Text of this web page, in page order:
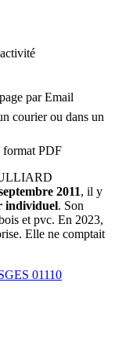
par Email
courier ou dans un
format PDF
2011, il y
individuel. Son
et pvc. En 2023,
Elle ne comptait
01110